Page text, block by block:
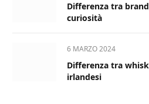
Differenza tra
curiosità
6 MARZO 2024
Differenza tra
irlandesi